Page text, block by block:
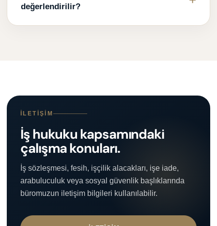
değerlendirilir?
İLETIŞIM
İş hukuku kapsamındaki
çalışma konuları.
İş sözleşmesi, fesih, işçilik alacakları, işe iade,
arabuluculuk veya sosyal güvenlik başlıklarında
büromuzun iletişim bilgileri kullanılabilir.